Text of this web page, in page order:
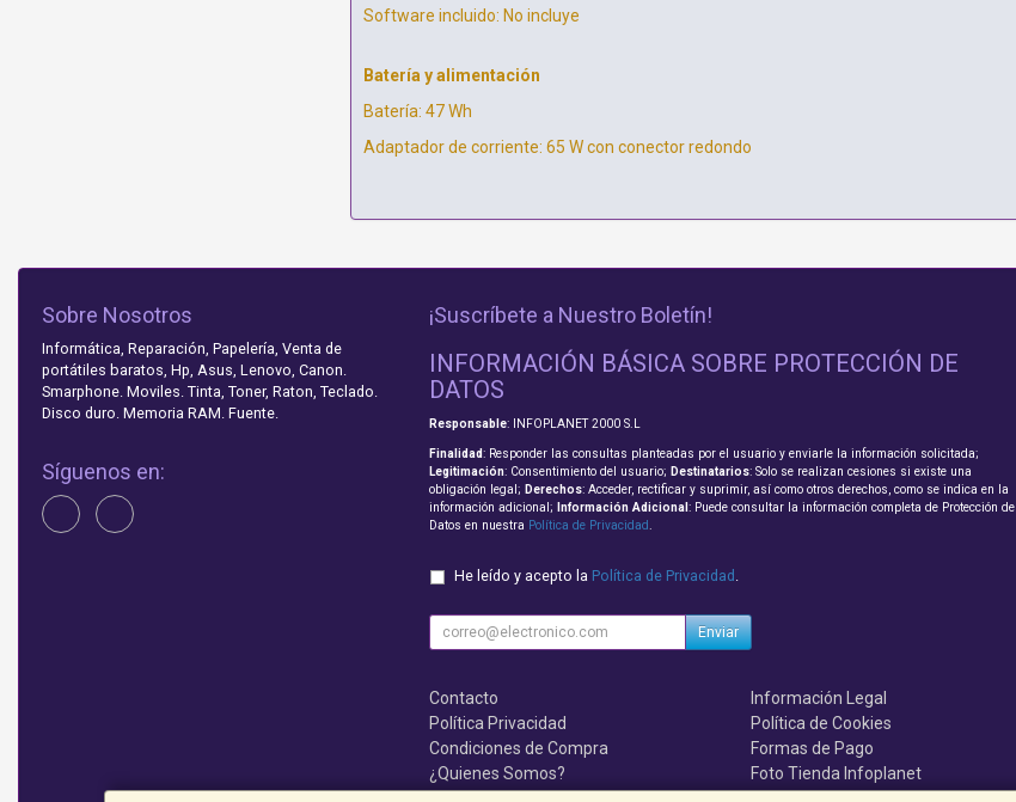
Software incluido: No incluye
Batería y alimentación
Batería: 47 Wh
Adaptador de corriente: 65 W con conector redondo
Sobre Nosotros
Informática, Reparación, Papelería, Venta de
portátiles baratos, Hp, Asus, Lenovo, Canon.
Smarphone. Moviles. Tinta, Toner, Raton, Teclado.
Disco duro. Memoria RAM. Fuente.
Síguenos en:
¡Suscríbete a Nuestro Boletín!
INFORMACIÓN BÁSICA SOBRE PROTECCIÓN DE
DATOS
Responsable: INFOPLANET 2000 S.L
Finalidad: Responder las consultas planteadas por el usuario y enviarle la información solicitada;
Legitimación: Consentimiento del usuario; Destinatarios: Solo se realizan cesiones si existe una
obligación legal; Derechos: Acceder, rectificar y suprimir, así como otros derechos, como se indica en la
información adicional;
Información Adicional : Puede consultar la información completa de Protección de
Datos en nuestra Política de Privacidad.
He leído y acepto la Política de Privacidad .
Enviar
Contacto
Información Legal
Política Privacidad
Política de Cookies
Condiciones de Compra
Formas de Pago
¿Quienes Somos?
Foto Tienda Infoplanet